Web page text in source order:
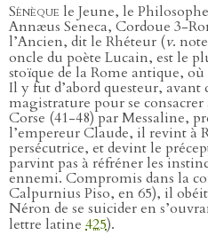
Sénèque le Jeune, le
Annæus Seneca, Cordoue 3-
l’Ancien, dit le Rhéteur (v. note
oncle du poète Lucain, est le
stoïque de la Rome antique, où
Il y fut d’abord questeur, avant
magistrature pour se
Corse (41-48) par Messaline,
l’empereur Claude, il revint à
persécutrice, et devint le
parvint pas à réfréner les
ennemi. Compromis dans la
Calpurnius Piso, en 65), il
Néron de se suicider en
lettre latine 425).